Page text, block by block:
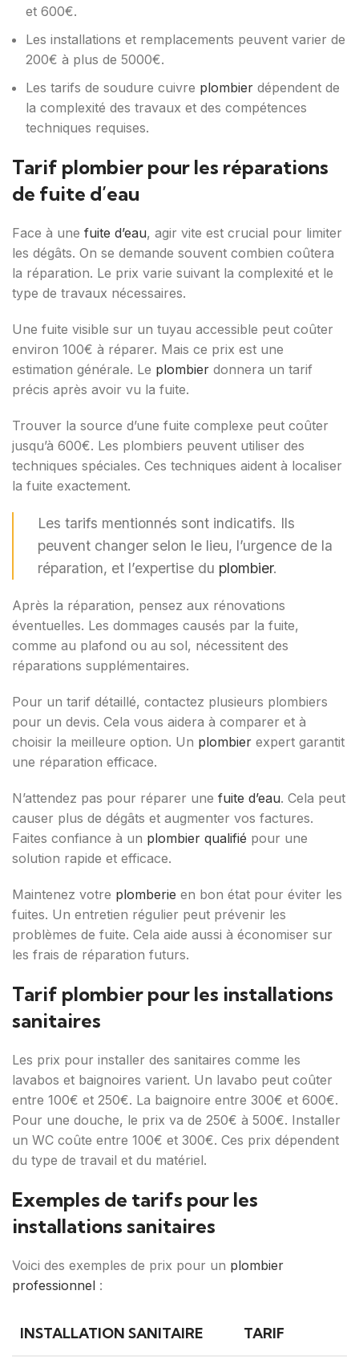
et 600€.
Les installations et remplacements peuvent varier de
200€ à plus de 5000€.
Les tarifs de soudure cuivre plombier dépendent de
la complexité des travaux et des compétences
techniques requises.
Tarif plombier pour les réparations
de fuite d’eau
Face à une fuite d’eau, agir vite est crucial pour limiter
les dégâts. On se demande souvent combien coûtera
la réparation. Le prix varie suivant la complexité et le
type de travaux nécessaires.
Une fuite visible sur un tuyau accessible peut coûter
environ 100€ à réparer. Mais ce prix est une
estimation générale. Le plombier donnera un tarif
précis après avoir vu la fuite.
Trouver la source d’une fuite complexe peut coûter
jusqu’à 600€. Les plombiers peuvent utiliser des
techniques spéciales. Ces techniques aident à localiser
la fuite exactement.
Les tarifs mentionnés sont indicatifs. Ils
peuvent changer selon le lieu, l’urgence de la
réparation, et l’expertise du plombier.
Après la réparation, pensez aux rénovations
éventuelles. Les dommages causés par la fuite,
comme au plafond ou au sol, nécessitent des
réparations supplémentaires.
Pour un tarif détaillé, contactez plusieurs plombiers
pour un devis. Cela vous aidera à comparer et à
choisir la meilleure option. Un plombier expert garantit
une réparation efficace.
N’attendez pas pour réparer une fuite d’eau. Cela peut
causer plus de dégâts et augmenter vos factures.
Faites confiance à un plombier qualifié pour une
solution rapide et efficace.
Maintenez votre plomberie en bon état pour éviter les
fuites. Un entretien régulier peut prévenir les
problèmes de fuite. Cela aide aussi à économiser sur
les frais de réparation futurs.
Tarif plombier pour les installations
sanitaires
Les prix pour installer des sanitaires comme les
lavabos et baignoires varient. Un lavabo peut coûter
entre 100€ et 250€. La baignoire entre 300€ et 600€.
Pour une douche, le prix va de 250€ à 500€. Installer
un WC coûte entre 100€ et 300€. Ces prix dépendent
du type de travail et du matériel.
Exemples de tarifs pour les
installations sanitaires
Voici des exemples de prix pour un plombier
professionnel :
INSTALLATION SANITAIRE TARIF